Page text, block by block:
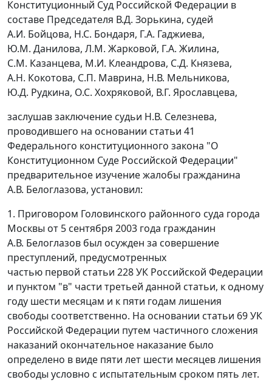
Конституционный Суд Российской Федерации в
составе Председателя В.Д. Зорькина, судей
А.И. Бойцова, Н.С. Бондаря, Г.А. Гаджиева,
Ю.М. Данилова, Л.М. Жарковой, Г.А. Жилина,
С.М. Казанцева, М.И. Клеандрова, С.Д. Князева,
А.Н. Кокотова, С.П. Маврина, Н.В. Мельникова,
Ю.Д. Рудкина, О.С. Хохряковой, В.Г. Ярославцева,
заслушав заключение судьи Н.В. Селезнева,
проводившего на основании статьи 41
Федерального конституционного закона "О
Конституционном Суде Российской Федерации"
предварительное изучение жалобы гражданина
А.В. Белоглазова, установил:
1. Приговором Головинского районного суда города
Москвы от 5 сентября 2003 года гражданин
А.В. Белоглазов был осужден за совершение
преступлений, предусмотренных
частью первой статьи 228 УК Российской Федерации
и пунктом "в" части третьей данной статьи, к одному
году шести месяцам и к пяти годам лишения
свободы соответственно. На основании статьи 69 УК
Российской Федерации путем частичного сложения
наказаний окончательное наказание было
определено в виде пяти лет шести месяцев лишения
свободы условно с испытательным сроком пять лет.